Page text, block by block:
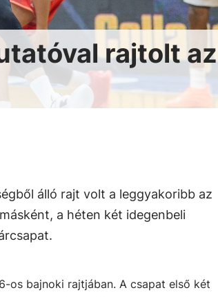
rajtolt az
álló rajt volt a leggyakoribb az
a héten két idegenbeli
os bajnoki rajtjában. A csapat első két